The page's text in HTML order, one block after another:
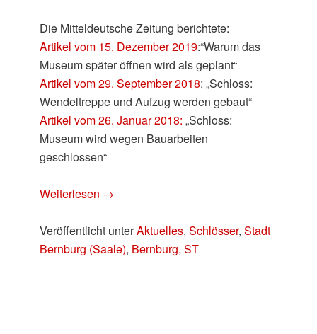
Die Mitteldeutsche Zeitung berichtete:
Artikel vom 15. Dezember 2019:“Warum das
Museum später öffnen wird als geplant“
Artikel vom 29. September 2018: „Schloss:
Wendeltreppe und Aufzug werden gebaut“
Artikel vom 26. Januar 2018: „Schloss:
Museum wird wegen Bauarbeiten
geschlossen“
Weiterlesen →
Veröffentlicht unterAktuelles,Schlösser,Stadt
Bernburg (Saale), Bernburg, ST